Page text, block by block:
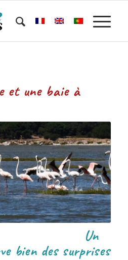
et une baie à
bien des surprises